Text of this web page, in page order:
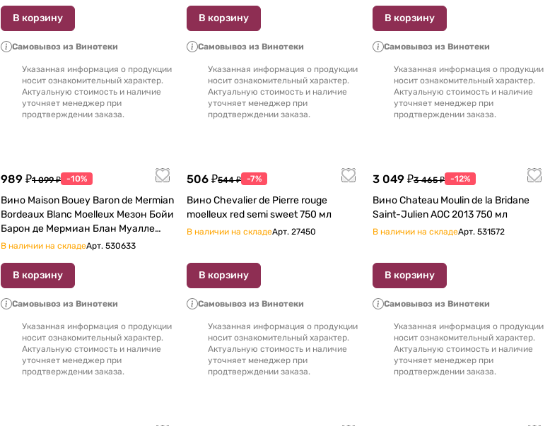
В корзину
Самовывоз из Винотеки
Указанная информация о продукции
носит ознакомительный характер.
Актуальную стоимость и наличие
уточняет менеджер при
продтверждении заказа.
В корзину
Самовывоз из Винотеки
Указанная информация о продукции
носит ознакомительный характер.
Актуальную стоимость и наличие
уточняет менеджер при
продтверждении заказа.
В корзину
Самовывоз из Винотеки
Указанная информация о продукции
носит ознакомительный характер.
Актуальную стоимость и наличие
уточняет менеджер при
продтверждении заказа.
989 ₽1 099 ₽ -10%
Вино Maison Bouey Baron de Mermian
Bordeaux Blanc Moelleux Мезон Бойи
Барон де Мермиан Блан Муалле
2015 750 мл
В наличии на складеАрт. 530633
В корзину
Самовывоз из Винотеки
Указанная информация о продукции
носит ознакомительный характер.
Актуальную стоимость и наличие
уточняет менеджер при
продтверждении заказа.
506 ₽544 ₽ -7%
Вино Chevalier de Pierre rouge
moelleux red semi sweet 750 мл
В наличии на складеАрт. 27450
В корзину
Самовывоз из Винотеки
Указанная информация о продукции
носит ознакомительный характер.
Актуальную стоимость и наличие
уточняет менеджер при
продтверждении заказа.
3 049 ₽3 465 ₽ -12%
Вино Chateau Moulin de la Bridane
Saint-Julien AOC 2013 750 мл
В наличии на складеАрт. 531572
В корзину
Самовывоз из Винотеки
Указанная информация о продукции
носит ознакомительный характер.
Актуальную стоимость и наличие
уточняет менеджер при
продтверждении заказа.